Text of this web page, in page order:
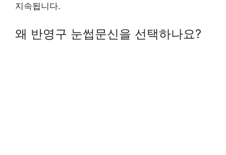
지속됩니다.
왜 반영구 눈썹문신을 선택하나요?